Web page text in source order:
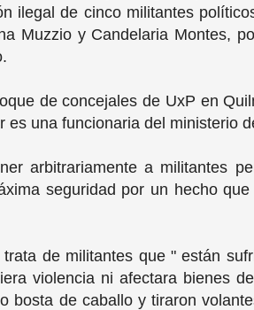
ilegal de cinco militantes
Muzzio y Candelaria Montes,
de concejales de UxP en
una funcionaria del ministerio
arbitrariamente a militantes
seguridad por un hecho
de militantes que " están
violencia ni afectara bienes
de caballo y tiraron